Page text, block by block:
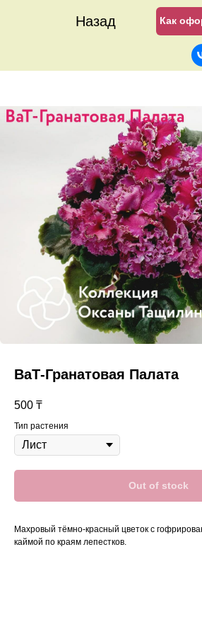
Назад Как
ВаТ-Гранатовая Палата
500 ₸
Тип растения
Out of stock
Махровый тёмно-красный цветок с
каймой по краям лепестков.